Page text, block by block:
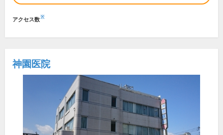
アクセス数※
神園医院